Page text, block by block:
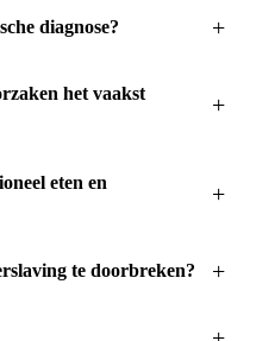
diagnose?
het vaakst
eten en
te doorbreken?